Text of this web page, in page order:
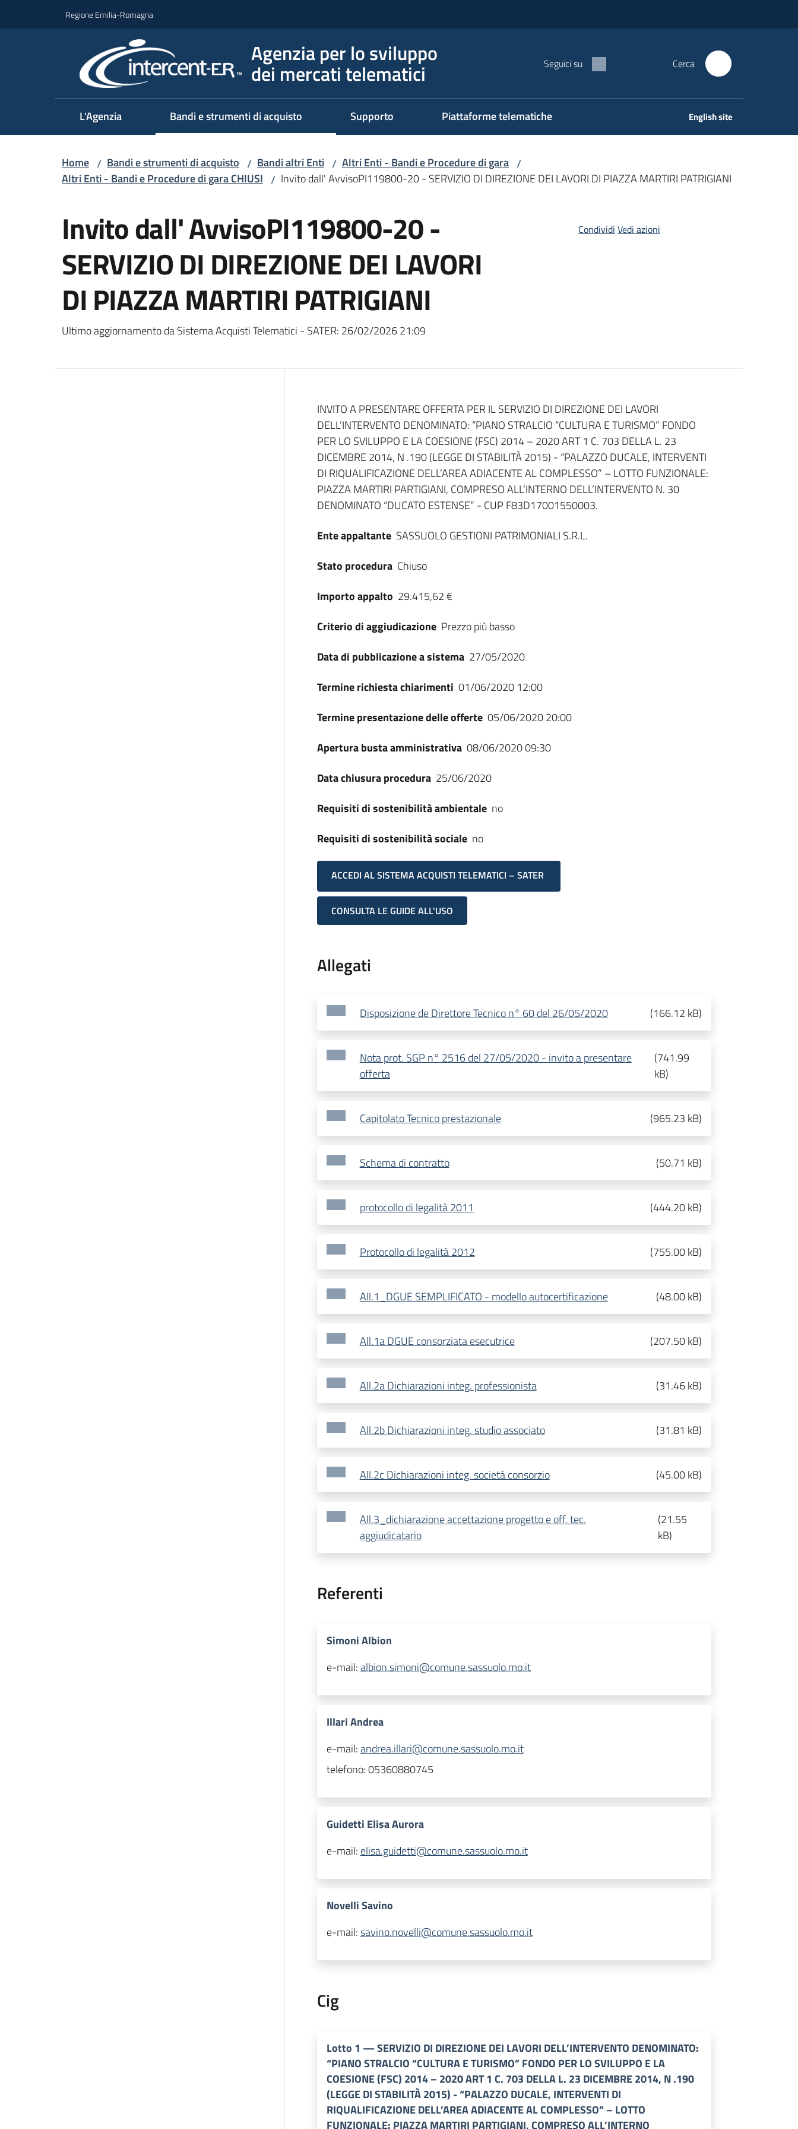
Regione Emilia-Romagna
Agenzia per lo sviluppo
dei mercati telematici Seguici su Cerca
L'Agenzia Bandi e strumenti di acquisto Supporto Piattaforme telematiche English site
Home / Bandi e strumenti di acquisto / Bandi altri Enti / Altri Enti - Bandi e Procedure di gara /
Altri Enti - Bandi e Procedure di gara CHIUSI / Invito dall' AvvisoPI119800-20 - SERVIZIO DI DIREZIONE DEI LAVORI DI PIAZZA MARTIRI PATRIGIANI
Invito dall' AvvisoPI119800-20 -
SERVIZIO DI DIREZIONE DEI LAVORI
DI PIAZZA MARTIRI PATRIGIANI
Ultimo aggiornamento da Sistema Acquisti Telematici - SATER: 26/02/2026 21:09
Condividi Vedi azioni
Dati del bando
INVITO A PRESENTARE OFFERTA PER IL SERVIZIO DI DIREZIONE DEI LAVORI
DELL’INTERVENTO DENOMINATO: “PIANO STRALCIO “CULTURA E TURISMO” FONDO
PER LO SVILUPPO E LA COESIONE (FSC) 2014 – 2020 ART 1 C. 703 DELLA L. 23
DICEMBRE 2014, N .190 (LEGGE DI STABILITÀ 2015) - “PALAZZO DUCALE, INTERVENTI
DI RIQUALIFICAZIONE DELL’AREA ADIACENTE AL COMPLESSO” – LOTTO FUNZIONALE:
PIAZZA MARTIRI PARTIGIANI, COMPRESO ALL’INTERNO DELL’INTERVENTO N. 30
DENOMINATO “DUCATO ESTENSE” - CUP F83D17001550003.
Ente appaltante SASSUOLO GESTIONI PATRIMONIALI S.R.L.
Stato procedura Chiuso
Importo appalto 29.415,62 €
Criterio di aggiudicazione Prezzo più basso
Data di pubblicazione a sistema 27/05/2020
Termine richiesta chiarimenti 01/06/2020 12:00
Termine presentazione delle offerte 05/06/2020 20:00
Apertura busta amministrativa 08/06/2020 09:30
Data chiusura procedura 25/06/2020
Requisiti di sostenibilità ambientale no
Requisiti di sostenibilità sociale no
ACCEDI AL SISTEMA ACQUISTI TELEMATICI – SATER
CONSULTA LE GUIDE ALL'USO
Allegati
Disposizione de Direttore Tecnico n° 60 del 26/05/2020 (166.12 kB)
Nota prot. SGP n° 2516 del 27/05/2020 - invito a presentare
offerta
(741.99
kB)
Capitolato Tecnico prestazionale (965.23 kB)
Schema di contratto (50.71 kB)
protocollo di legalità 2011 (444.20 kB)
Protocollo di legalità 2012 (755.00 kB)
All.1_DGUE SEMPLIFICATO - modello autocertificazione (48.00 kB)
All.1a DGUE consorziata esecutrice (207.50 kB)
All.2a Dichiarazioni integ. professionista (31.46 kB)
All.2b Dichiarazioni integ. studio associato (31.81 kB)
All.2c Dichiarazioni integ. società consorzio (45.00 kB)
All.3_dichiarazione accettazione progetto e off. tec.
aggiudicatario
(21.55
kB)
Referenti
Simoni Albion
e-mail:albion.simoni@comune.sassuolo.mo.it
Illari Andrea
e-mail:andrea.illari@comune.sassuolo.mo.it
telefono:05360880745
Guidetti Elisa Aurora
e-mail: elisa.guidetti@comune.sassuolo.mo.it
Novelli Savino
e-mail:savino.novelli@comune.sassuolo.mo.it
Cig
Lotto 1 —SERVIZIO DI DIREZIONE DEI LAVORI DELL’INTERVENTO DENOMINATO:
“PIANO STRALCIO “CULTURA E TURISMO” FONDO PER LO SVILUPPO E LA
COESIONE (FSC) 2014 – 2020 ART 1 C. 703 DELLA L. 23 DICEMBRE 2014, N .190
(LEGGE DI STABILITÀ 2015) - “PALAZZO DUCALE, INTERVENTI DI
RIQUALIFICAZIONE DELL’AREA ADIACENTE AL COMPLESSO” – LOTTO
FUNZIONALE: PIAZZA MARTIRI PARTIGIANI, COMPRESO ALL’INTERNO